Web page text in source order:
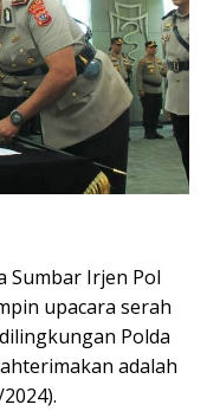
Sumbar Irjen Pol
upacara serah
Polda
adalah